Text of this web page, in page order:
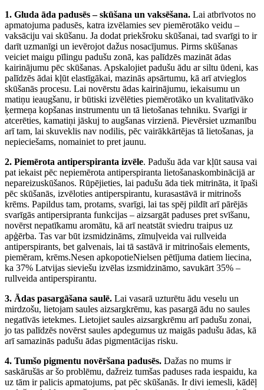
1. Gluda āda padusēs – skūšana un vaksēšana. Lai atbrīvotos no
apmatojuma padusēs, katra izvēlamies sev piemērotāko veidu –
vaksāciju vai skūšanu. Ja dodat priekšroku skūšanai, tad svarīgi to ir
darīt uzmanīgi un ievērojot dažus nosacījumus. Pirms skūšanas
veiciet maigu pīlingu padušu zonā, kas palīdzēs mazināt ādas
kairinājumu pēc skūšanas. Apskalojiet padušu ādu ar siltu ūdeni, kas
palīdzēs ādai kļūt elastīgākai, mazinās apsārtumu, kā arī atvieglos
skūšanās procesu. Lai novērstu ādas kairinājumu, iekaisumu un
matiņu ieaugšanu, ir būtiski izvēlēties piemērotāko un kvalitatīvāko
ķermeņa kopšanas instrumentu un tā lietošanas tehniku. Svarīgi ir
atcerēties, kamatiņi jāskuj to augšanas virzienā. Pievērsiet uzmanību
arī tam, lai skuveklis nav nodilis, pēc vairākkārtējas tā lietošanas, ja
nepieciešams, nomainiet to pret jaunu.
2. Piemērota antiperspiranta izvēle. Padušu āda var kļūt sausa vai
pat iekaist pēc nepiemērota antiperspiranta lietošanaskombinācijā ar
nepareizuskūšanos. Rūpējieties, lai padušu āda tiek mitrināta, it īpaši
pēc skūšanās, izvēloties antiperspirantu, kurasastāvā ir mitrinošs
krēms. Papildus tam, protams, svarīgi, lai tas spēj pildīt arī pārējās
svarīgās antipersipranta funkcijas – aizsargāt paduses pret svīšanu,
novērst nepatīkamu aromātu, kā arī neatstāt sviedru traipus uz
apģērba. Tas var būt izsmidzināms, zīmuļveida vai rullveida
antiperspirants, bet galvenais, lai tā sastāvā ir mitrinošais elements,
piemēram, krēms.Nesen apkopotieNielsen pētījuma datiem liecina,
ka 37% Latvijas sieviešu izvēlas izsmidzināmo, savukārt 35% –
rullveida antiperspirantu.
3. Ādas pasargāšana saulē. Lai vasarā uzturētu ādu veselu un
mirdzošu, lietojam saules aizsargkrēmu, kas pasargā ādu no saules
negatīvās ietekmes. Lietojiet saules aizsargkrēmu arī padušu zonai,
jo tas palīdzēs novērst saules apdegumus uz maigās padušu ādas, kā
arī samazinās padušu ādas pigmentācijas risku.
4. Tumšo pigmentu novēršana padusēs. Dažas no mums ir
saskārušās ar šo problēmu, dažreiz tumšas paduses rada iespaidu, ka
uz tām ir palicis apmatojums, pat pēc skūšanās. Ir divi iemesli, kādēļ